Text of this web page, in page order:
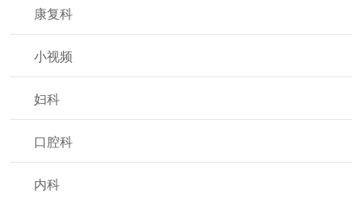
康复科
小视频
妇科
口腔科
内科